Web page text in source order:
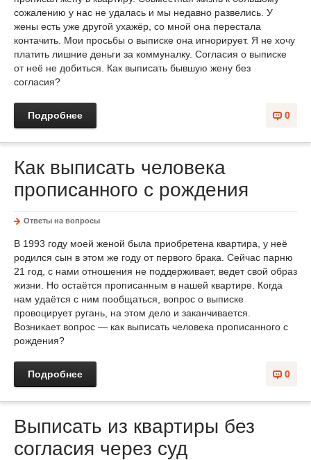
сожалению у нас не удалась и мы недавно развелись. У
жены есть уже другой ухажёр, со мной она перестала
контачить. Мои просьбы о выписке она игнорирует. Я не хочу
платить лишние деньги за коммуналку. Согласия о выписке
от неё не добиться. Как выписать бывшую жену без
согласия?
0
Подробнее
Как выписать человека
прописанного с рождения
Ответы на вопросы
В 1993 году моей женой была приобретена квартира, у неё
родился сын в этом же году от первого брака. Сейчас парню
21 год, с нами отношения не поддерживает, ведет свой образ
жизни. Но остаётся прописанным в нашей квартире. Когда
нам удаётся с ним пообщаться, вопрос о выписке
провоцирует ругань, на этом дело и заканчивается.
Возникает вопрос — как выписать человека прописанного с
рождения?
0
Подробнее
Выписать из квартиры без
согласия через суд